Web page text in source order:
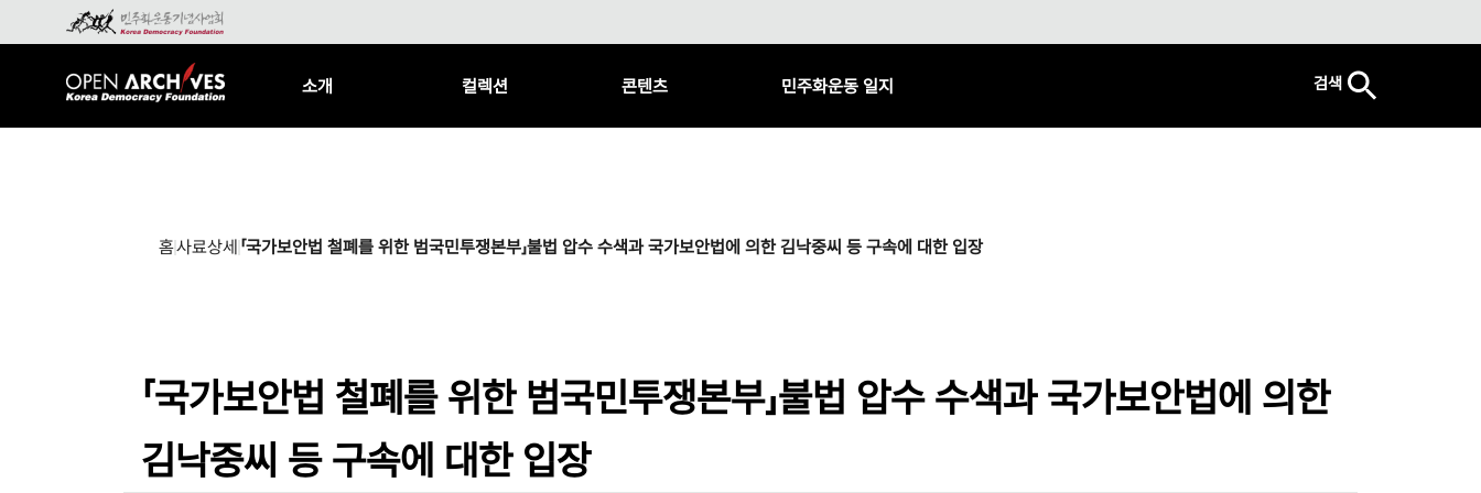
소개 컬렉션 콘텐츠 민주화운동 일지 검색
홈사료상세 「국가보안법 철폐를 위한 범국민투쟁본부」불법 압수 수색과 국가보안법에 의한 김낙중씨 등 구속에 대한 입장
「국가보안법 철폐를 위한 범국민투쟁본부」불법 압수 수색과 국가보안법에 의한
김낙중씨 등 구속에 대한 입장